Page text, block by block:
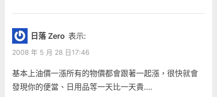
日落 Zero 表示:
2008 年 5 月 28 日17:46
基本上油價一漲所有的物價都會跟著一起漲，很快就會
發現你的便當、日用品等一天比一天貴….